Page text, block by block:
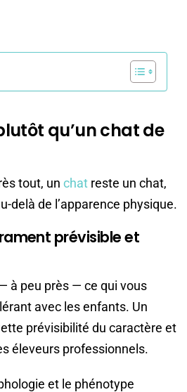
qu’un chat de
tout, un chat reste un chat,
delà de l’apparence physique.
prévisible et
à peu près — ce qui vous
avec les enfants. Un
prévisibilité du caractère et
éleveurs professionnels.
et le phénotype